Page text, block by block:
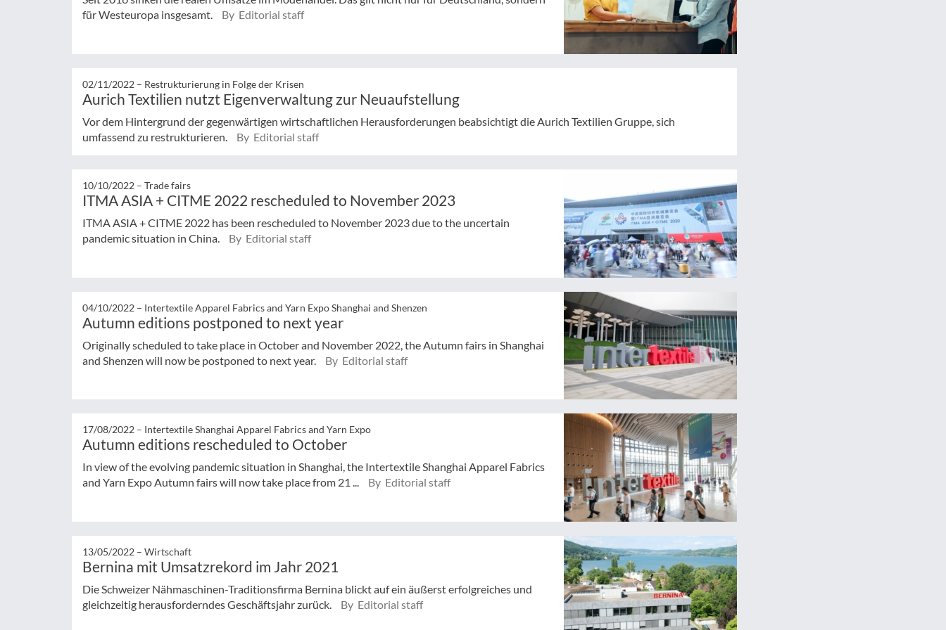
für Westeuropa insgesamt.
By Editorial staff
02/11/2022 – Restrukturierung in Folge der Krisen
Aurich Textilien nutzt Eigenverwaltung zur Neuaufstellung
Vor dem Hintergrund der gegenwärtigen wirtschaftlichen Herausforderungen beabsichtigt die Aurich Textilien Gruppe, sich
umfassend zu restrukturieren.
By Editorial staff
10/10/2022 – Trade fairs
ITMA ASIA + CITME 2022 rescheduled to November 2023
ITMA ASIA + CITME 2022 has been rescheduled to November 2023 due to the uncertain
pandemic situation in China.
By Editorial staff
04/10/2022 – Intertextile Apparel Fabrics and Yarn Expo Shanghai and Shenzen
Autumn editions postponed to next year
Originally scheduled to take place in October and November 2022, the Autumn fairs in Shanghai
and Shenzen will now be postponed to next year.
By Editorial staff
17/08/2022 – Intertextile Shanghai Apparel Fabrics and Yarn Expo
Autumn editions rescheduled to October
In view of the evolving pandemic situation in Shanghai, the Intertextile Shanghai Apparel Fabrics
and Yarn Expo Autumn fairs will now take place from 21 ...
By Editorial staff
13/05/2022 – Wirtschaft
Bernina mit Umsatzrekord im Jahr 2021
Die Schweizer Nähmaschinen-Traditionsfirma Bernina blickt auf ein äußerst erfolgreiches und
gleichzeitig herausforderndes Geschäftsjahr zurück.
By Editorial staff